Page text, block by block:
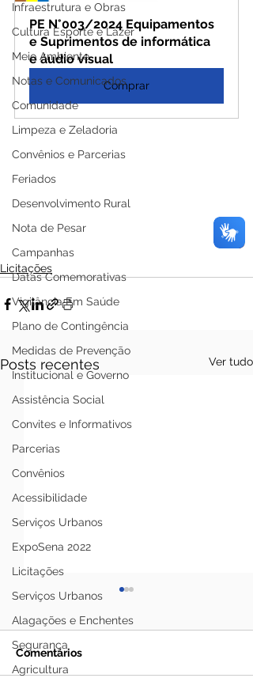
Infraestrutura e Obras
Cultura Esporte e Lazer
Meio Ambiente
Notas e Comunicados
Comunidade
Limpeza e Zeladoria
Convênios e Parcerias
Feriados
Desenvolvimento Rural
Nota de Pesar
Campanhas
Datas Comemorativas
Vigilância Em Saúde
Plano de Contingência
Medidas de Prevenção
Institucional e Governo
Assistência Social
Convites e Informativos
Parcerias
Convênios
Acessibilidade
Serviços Urbanos
ExpoSena 2022
Licitações
Serviços Urbanos
Alagações e Enchentes
Segurança
Agricultura
PE N°003/2024 Equipamentos
e Suprimentos de informática
e áudio visual
Comprar
Licitações
Posts recentes Ver tudo
Comentários